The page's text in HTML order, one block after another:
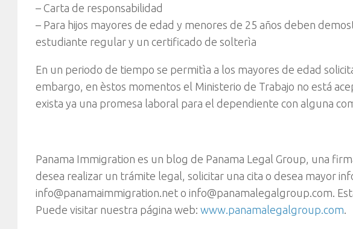
– Carta de responsabilidad
– Para hijos mayores de edad y menores de 25 años deben
estudiante regular y un certificado de solterìa
En un periodo de tiempo se permitìa a los mayores de edad
embargo, en èstos momentos el Ministerio de Trabajo no está
exista ya una promesa laboral para el dependiente con alguna
Panama Immigration es un blog de Panama Legal Group, una
desea realizar un trámite legal, solicitar una cita o desea mayor
info@panamaimmigration.net o info@panamalegalgroup.com.
Puede visitar nuestra página web: www.panamalegalgroup.com